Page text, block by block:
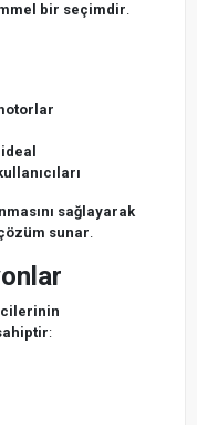
bir seçimdir.
sağlayarak
sunar.
: